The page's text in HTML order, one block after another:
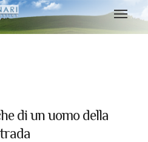
di un uomo della